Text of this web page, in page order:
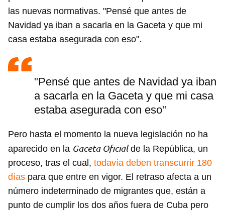
las nuevas normativas. "Pensé que antes de
Navidad ya iban a sacarla en la Gaceta y que mi
casa estaba asegurada con eso".
"Pensé que antes de Navidad ya iban
a sacarla en la Gaceta y que mi casa
estaba asegurada con eso"
Pero hasta el momento la nueva legislación no ha
aparecido en la Gaceta Oficialde la República, un
proceso, tras el cual, todavía deben transcurrir 180
días para que entre en vigor. El retraso afecta a un
número indeterminado de migrantes que, están a
punto de cumplir los dos años fuera de Cuba pero